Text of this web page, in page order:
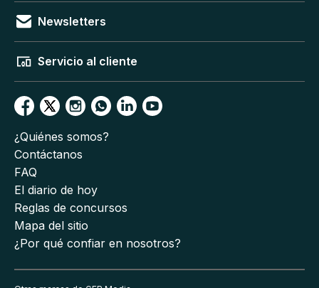
Newsletters
Servicio al cliente
¿Quiénes somos?
Contáctanos
FAQ
El diario de hoy
Reglas de concursos
Mapa del sitio
¿Por qué confiar en nosotros?